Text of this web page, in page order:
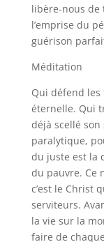
libère-nous de
l’emprise du
guérison
Méditation
Qui défend
éternelle. Qui
déjà scellé
paralytique,
du juste est la
du pauvre. Ce
c’est le Christ
serviteurs.
la vie sur la
faire de